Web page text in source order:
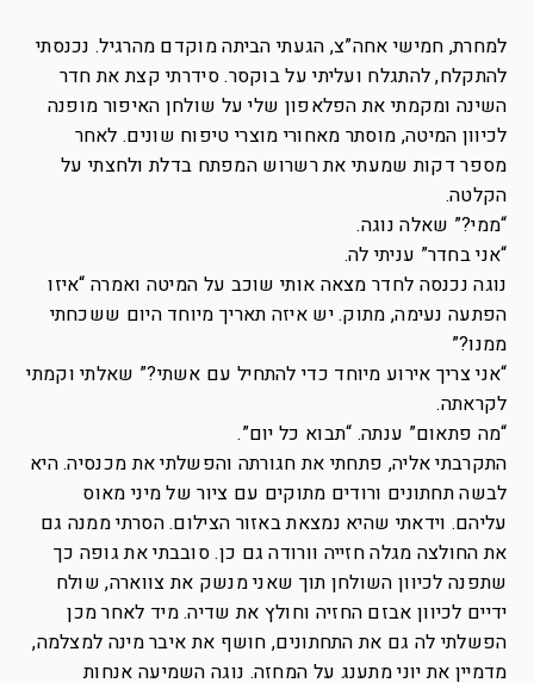
למחרת, חמישי אחה”צ, הגעתי הביתה מוקדם מהרגיל. נכנסתי
להתקלח, להתגלח ועליתי על בוקסר. סידרתי קצת את חדר
השינה ומקמתי את הפלאפון שלי על שולחן האיפור מופנה
לכיוון המיטה, מוסתר מאחורי מוצרי טיפוח שונים. לאחר
מספר דקות שמעתי את רשרוש המפתח בדלת ולחצתי על
הקלטה.
“ממי?” שאלה נוגה.
“אני בחדר” עניתי לה.
נוגה נכנסה לחדר מצאה אותי שוכב על המיטה ואמרה “איזו
הפתעה נעימה, מתוק. יש איזה תאריך מיוחד היום ששכחתי
ממנו?”
“אני צריך אירוע מיוחד כדי להתחיל עם אשתי?” שאלתי וקמתי
לקראתה.
“מה פתאום” ענתה. “תבוא כל יום”.
התקרבתי אליה, פתחתי את חגורתה והפשלתי את מכנסיה. היא
לבשה תחתונים ורודים מתוקים עם ציור של מיני מאוס
עליהם. וידאתי שהיא נמצאת באזור הצילום. הסרתי ממנה גם
את החולצה מגלה חזייה וורודה גם כן. סובבתי את גופה כך
שתפנה לכיוון השולחן תוך שאני מנשק את צווארה, שולח
ידיים לכיוון אבזם החזיה וחולץ את שדיה. מיד לאחר מכן
הפשלתי לה גם את התחתונים, חושף את איבר מינה למצלמה,
מדמיין את יוני מתענג על המחזה. נוגה השמיעה אנחות